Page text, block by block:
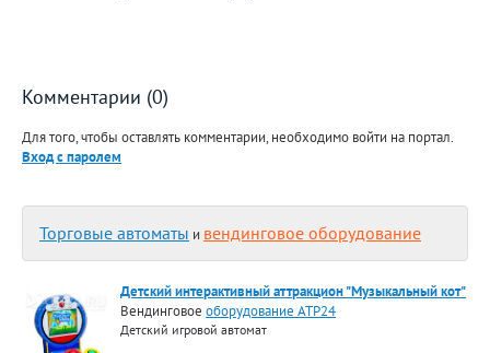
Комментарии (0)
Для того, чтобы оставлять комментарии, необходимо войти на портал.
Вход с паролем
Торговые автоматы и вендинговое оборудование
Детский интерактивный аттракцион "Музыкальный кот"
Вендинговоеоборудование АТР24
Детский игровой автомат